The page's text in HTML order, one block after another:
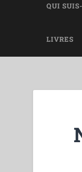
QUI
LIVRES